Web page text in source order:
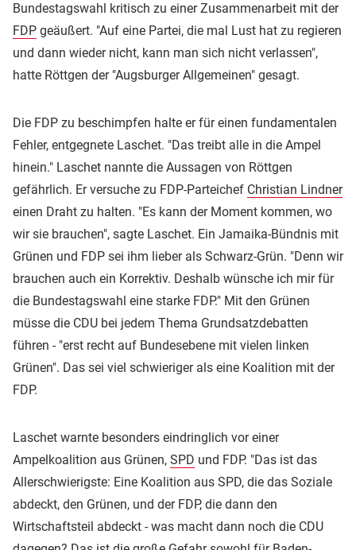
Bundestagswahl kritisch zu einer Zusammenarbeit mit der
FDP geäußert. "Auf eine Partei, die mal Lust hat zu regieren
und dann wieder nicht, kann man sich nicht verlassen",
hatte Röttgen der "Augsburger Allgemeinen" gesagt.
Die FDP zu beschimpfen halte er für einen fundamentalen
Fehler, entgegnete Laschet. "Das treibt alle in die Ampel
hinein." Laschet nannte die Aussagen von Röttgen
gefährlich. Er versuche zu FDP-Parteichef Christian Lindner
einen Draht zu halten. "Es kann der Moment kommen, wo
wir sie brauchen", sagte Laschet. Ein Jamaika-Bündnis mit
Grünen und FDP sei ihm lieber als Schwarz-Grün. "Denn wir
brauchen auch ein Korrektiv. Deshalb wünsche ich mir für
die Bundestagswahl eine starke FDP." Mit den Grünen
müsse die CDU bei jedem Thema Grundsatzdebatten
führen - "erst recht auf Bundesebene mit vielen linken
Grünen". Das sei viel schwieriger als eine Koalition mit der
FDP.
Laschet warnte besonders eindringlich vor einer
Ampelkoalition aus Grünen, SPD und FDP. "Das ist das
Allerschwierigste: Eine Koalition aus SPD, die das Soziale
abdeckt, den Grünen, und der FDP, die dann den
Wirtschaftsteil abdeckt - was macht dann noch die CDU